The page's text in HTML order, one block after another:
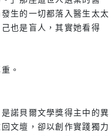
生的一切都落入醫生太太
也是盲人，其實她看得
。
諾貝爾文學獎得主中的異
文壇，卻以創作實踐獨力